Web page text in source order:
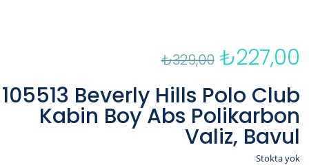
₺329,00 Orijinal
fiyat:
₺329,00.
₺227,00
105513 Beverly Hills Polo Club
Kabin Boy Abs Polikarbon
Valiz, Bavul
Stokta yok